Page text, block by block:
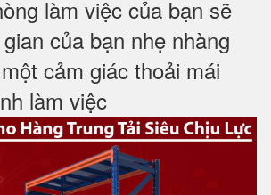
làm việc của bạn sẽ
của bạn nhẹ nhàng
cảm giác thoải mái
làm việc